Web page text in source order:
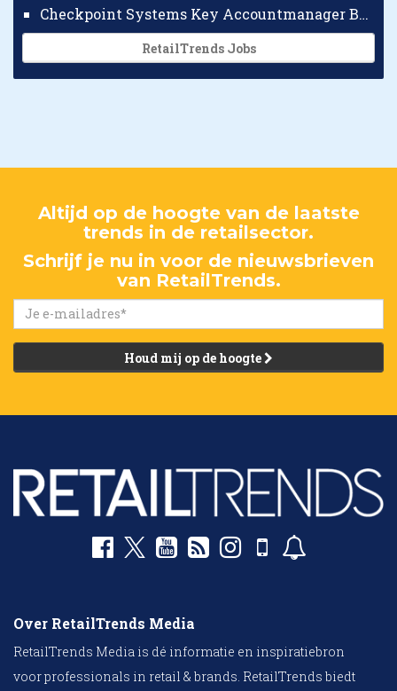
Checkpoint Systems Key Accountmanager Benelux
RetailTrends Jobs
Altijd op de hoogte van de laatste
trends in de retailsector.
Schrijf je nu in voor de nieuwsbrieven
van RetailTrends.
Houd mij op de hoogte
Over RetailTrends Media
RetailTrends Media is dé informatie en inspiratiebron
voor professionals in retail & brands. RetailTrends biedt